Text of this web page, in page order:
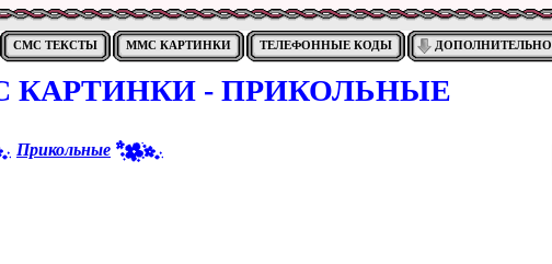
СМС ТЕКСТЫ ММС КАРТИНКИ ТЕЛЕФОННЫЕ КОДЫ ДОПОЛНИТЕЛЬНО
- ПРИКОЛЬНЫЕ
Прикольные